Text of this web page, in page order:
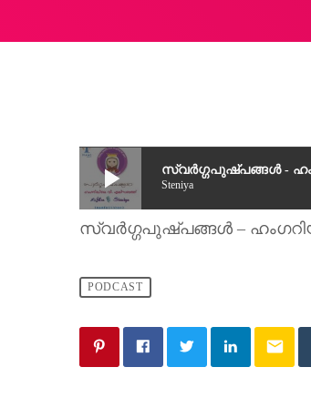
play_arrow സ്വർഗ്ഗപുഷ്പങ്ങൾ -
Steniya
സ്വർഗ്ഗപുഷ്പങ്ങൾ –
PODCAST
email